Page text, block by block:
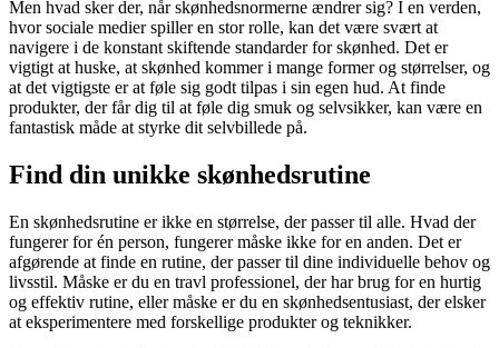
Men hvad sker der, når skønhedsnormerne ændrer sig? I en verden,
hvor sociale medier spiller en stor rolle, kan det være svært at
navigere i de konstant skiftende standarder for skønhed. Det er
vigtigt at huske, at skønhed kommer i mange former og størrelser, og
at det vigtigste er at føle sig godt tilpas i sin egen hud. At finde
produkter, der får dig til at føle dig smuk og selvsikker, kan være en
fantastisk måde at styrke dit selvbillede på.
Find din unikke skønhedsrutine
En skønhedsrutine er ikke en størrelse, der passer til alle. Hvad der
fungerer for én person, fungerer måske ikke for en anden. Det er
afgørende at finde en rutine, der passer til dine individuelle behov og
livsstil. Måske er du en travl professionel, der har brug for en hurtig
og effektiv rutine, eller måske er du en skønhedsentusiast, der elsker
at eksperimentere med forskellige produkter og teknikker.